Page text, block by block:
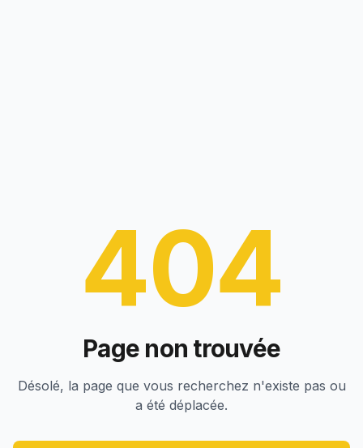
404
Page non trouvée
Désolé, la page que vous recherchez n'existe pas ou
a été déplacée.